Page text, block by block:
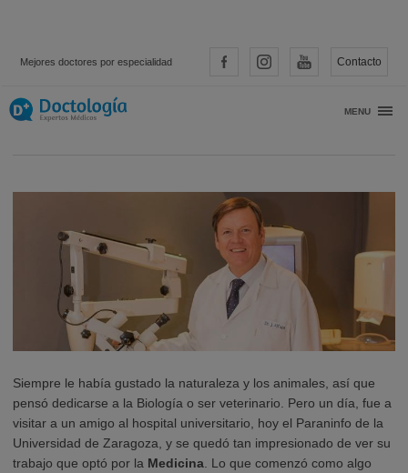
Mejores doctores por especialidad Contacto
MENU
Entrevista con… Dr. Jorge Alfaro
Siempre le había gustado la naturaleza y los animales, así que
pensó dedicarse a la Biología o ser veterinario. Pero un día, fue a
visitar a un amigo al hospital universitario, hoy el Paraninfo de la
Universidad de Zaragoza, y se quedó tan impresionado de ver su
trabajo que optó por la Medicina . Lo que comenzó como algo